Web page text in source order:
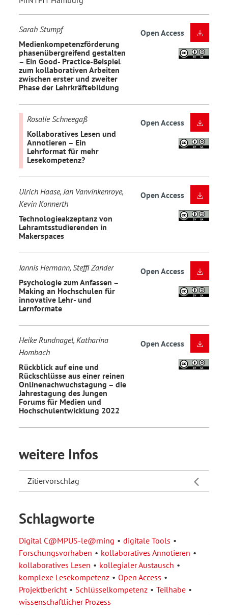
Sarah Stumpf
Medienkompetenzförderung
phasenübergreifend gestalten
– Ein Good- Practice-Beispiel
zum kollaborativen Arbeiten
zwischen erster und zweiter
Phase der Lehrkräftebildung
Open Access
Rosalie Schneegaß
Kollaboratives Lesen und
Annotieren – Ein
Lehrformat für mehr
Lesekompetenz?
Open Access
Ulrich Haase, Jan Vanvinkenroye,
Kevin Konnerth
Technologieakzeptanz von
Lehramtsstudierenden in
Makerspaces
Open Access
Jannis Hermann, Steffi Zander
Psychologie zum Anfassen –
Making an Hochschulen für
innovative Lehr- und
Lernformate
Open Access
Heike Rundnagel, Katharina
Hombach
Rückblick auf eine und
Rückschlüsse aus einer reinen
Onlinenachwuchstagung – die
Jahrestagung des Jungen
Forums für Medien und
Hochschulentwicklung 2022
Open Access
weitere Infos
Zitiervorschlag
Schlagworte
Digital C@MPUS-le@rning
digitale Tools
Forschungsvorhaben
kollaboratives Annotieren
kollaboratives Lesen
kollegialer Austausch
komplexe Lesekompetenz
Open Access
Projektbericht
Schlüsselkompetenz
Teilhabe
wissenschaftlicher Prozess